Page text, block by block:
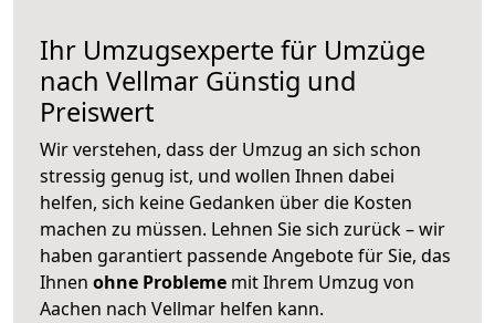
Ihr Umzugsexperte für Umzüge
nach Vellmar Günstig und
Preiswert
Wir verstehen, dass der Umzug an sich schon
stressig genug ist, und wollen Ihnen dabei
helfen, sich keine Gedanken über die Kosten
machen zu müssen. Lehnen Sie sich zurück – wir
haben garantiert passende Angebote für Sie, das
Ihnen ohne Probleme mit Ihrem Umzug von
Aachen nach Vellmar helfen kann.